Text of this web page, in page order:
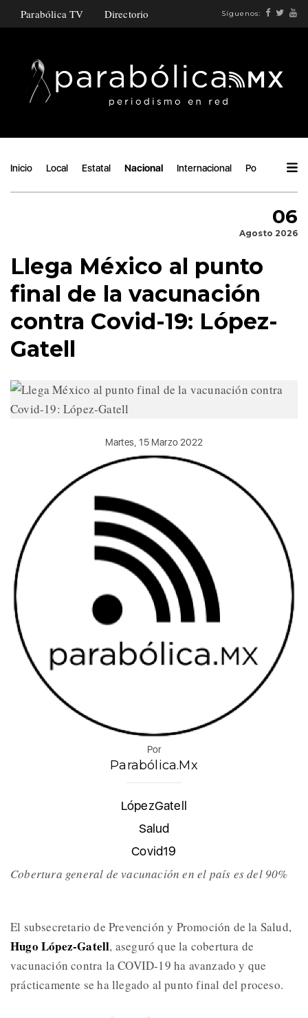
Parabólica TV Directorio Síguenos:
Inicio Local Estatal Nacional Internacional Política
06
Agosto 2026
Llega México al punto
final de la vacunación
contra Covid-19: López-
Gatell
Martes, 15 Marzo 2022
Por
Parabólica.Mx
LópezGatell
Salud
Covid19
Cobertura general de vacunación en el país es del 90%
El subsecretario de Prevención y Promoción de la Salud,
Hugo López-Gatell, aseguró que la cobertura de
vacunación contra la COVID-19 ha avanzado y que
prácticamente se ha llegado al punto final del proceso.